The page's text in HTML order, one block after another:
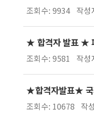
조회수: 9934 작성
★ 합격자 발표 ★
조회수: 9581 작성
★합격자발표★ 국
조회수: 10678 작